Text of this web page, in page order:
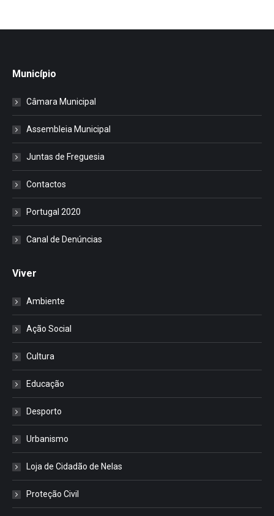
Município
Câmara Municipal
Assembleia Municipal
Juntas de Freguesia
Contactos
Portugal 2020
Canal de Denúncias
Viver
Ambiente
Ação Social
Cultura
Educação
Desporto
Urbanismo
Loja de Cidadão de Nelas
Proteção Civil